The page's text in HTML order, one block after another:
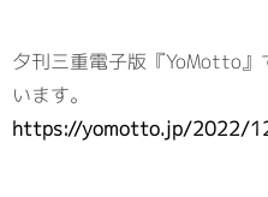
夕刊三重電子版『YoMotto
います。
https://yomotto.jp/2022/